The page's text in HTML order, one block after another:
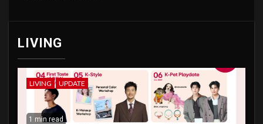
LIVING
LIVING UPDATE
1 min read